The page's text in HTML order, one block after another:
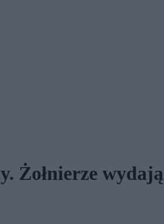
Żołnierze